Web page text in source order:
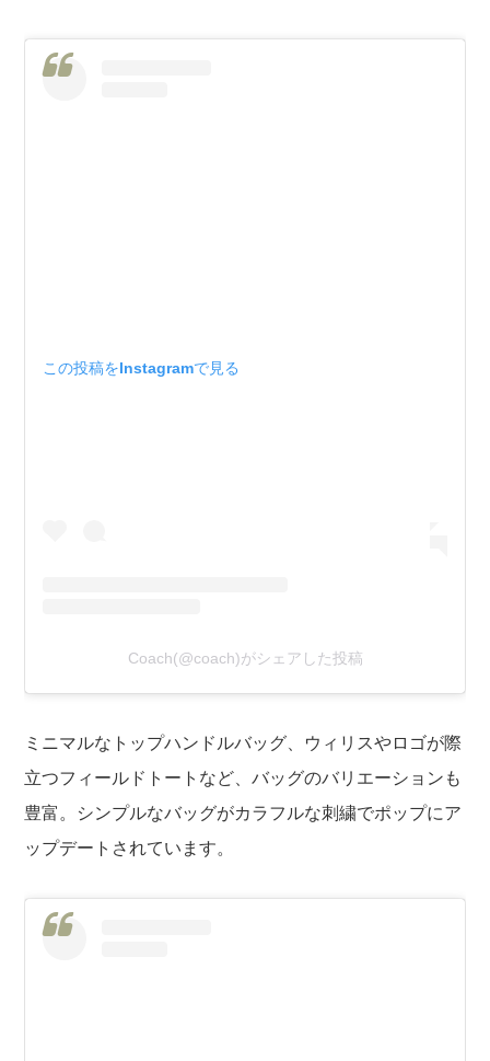
この投稿をInstagramで見る
Coach(@coach)がシェアした投稿
ミニマルなトップハンドルバッグ、ウィリスやロゴが際
立つフィールドトートなど、バッグのバリエーションも
豊富。シンプルなバッグがカラフルな刺繍でポップにア
ップデートされています。